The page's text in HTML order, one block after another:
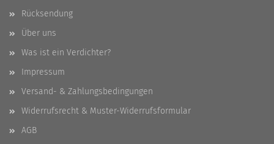
Rücksendung
Über uns
Was ist ein Verdichter?
Impressum
Versand- & Zahlungsbedingungen
Widerrufsrecht & Muster-Widerrufsformular
AGB